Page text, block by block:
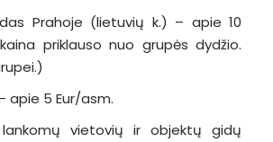
Prahoje (lietuvių k.) – apie 10
priklauso nuo grupės dydžio.
apie 5 Eur/asm.
vietovių ir objektų gidų